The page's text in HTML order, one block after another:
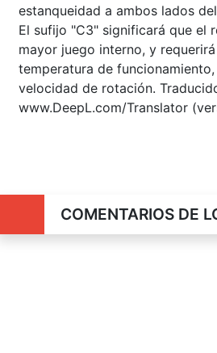
estanqueidad a ambos lados
El sufijo "C3" significará que el
mayor juego interno, y
temperatura de
velocidad de rotación.
www.DeepL.com/Translator
COMENTARIOS DE